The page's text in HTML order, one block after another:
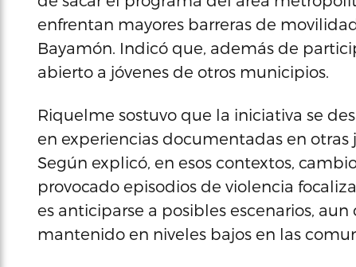
enfrentan mayores barreras de
Bayamón. Indicó que, además de
abierto a jóvenes de otros municipios.
Riquelme sostuvo que la iniciativa se
en experiencias documentadas en otras
Según explicó, en esos contextos,
provocado episodios de violencia
es anticiparse a posibles escenarios,
mantenido en niveles bajos en las